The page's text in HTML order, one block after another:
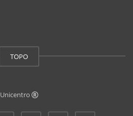
TOPO
Unicentro